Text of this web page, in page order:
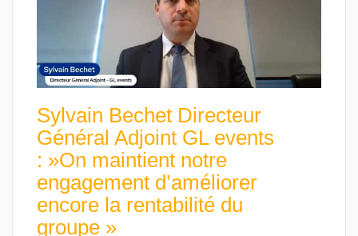
Sylvain Bechet Directeur
Général Adjoint GL events
: »On maintient notre
engagement d’améliorer
encore la rentabilité du
groupe »